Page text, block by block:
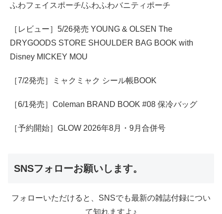
ふわフェイスポーチ/ふわふわバニティポーチ
［レビュー］5/26発売 YOUNG & OLSEN The
DRYGOODS STORE SHOULDER BAG BOOK with
Disney MICKEY MOU
［7/2発売］ミャクミャク シール帳BOOK
［6/1発売］Coleman BRAND BOOK #08 保冷バッグ
［予約開始］GLOW 2026年8月・9月合併号
SNSフォローお願いします。
フォローいただけると、SNSでも最新の雑誌付録につい
て知れますよ♪